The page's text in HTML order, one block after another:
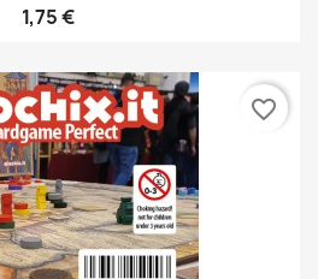
1,75 €
favorite_border